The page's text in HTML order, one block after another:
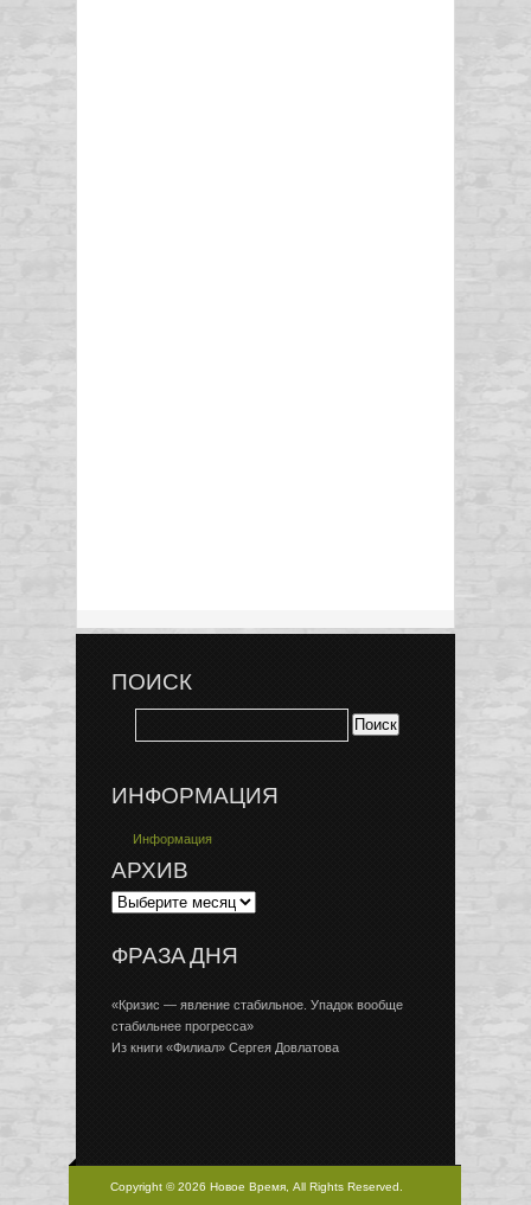
ПОИСК
ИНФОРМАЦИЯ
Информация
АРХИВ
ФРАЗА ДНЯ
«Кризис — явление стабильное. Упадок вообще
стабильнее прогресса»
Из книги «Филиал» Сергея Довлатова
Copyright © 2026 Новое Время, All Rights Reserved.